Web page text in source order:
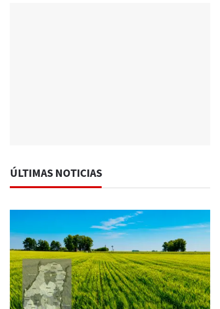
ÚLTIMAS NOTICIAS